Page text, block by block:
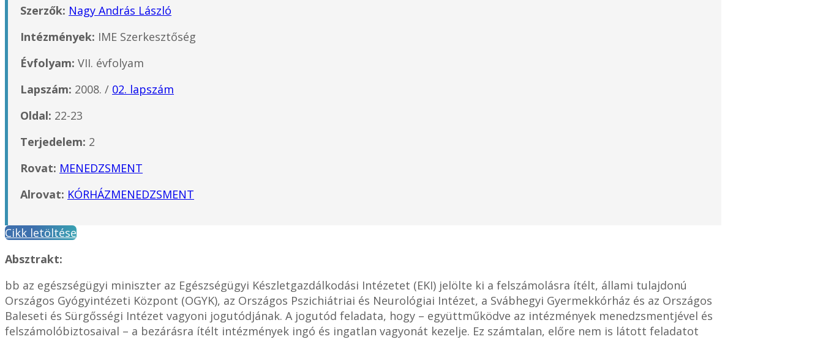
Szerzők: Nagy András László
Intézmények: IME Szerkesztőség
Évfolyam: VII. évfolyam
Lapszám: 2008. / 02. lapszám
Oldal: 22-23
Terjedelem: 2
Rovat: MENEDZSMENT
Alrovat: KÓRHÁZMENEDZSMENT
Cikk letöltése
Absztrakt:
bb az egészségügyi miniszter az Egészségügyi Készletgazdálkodási Intézetet (EKI) jelölte ki a felszámolásra ítélt, állami tulajdonú
Országos Gyógyintézeti Központ (OGYK), az Országos Pszichiátriai és Neurológiai Intézet, a Svábhegyi Gyermekkórház és az Országos
Baleseti és Sürgősségi Intézet vagyoni jogutódjának. A jogutód feladata, hogy – együttműködve az intézmények menedzsmentjével és
felszámolóbiztosaival – a bezárásra ítélt intézmények ingó és ingatlan vagyonát kezelje. Ez számtalan, előre nem is látott feladatot